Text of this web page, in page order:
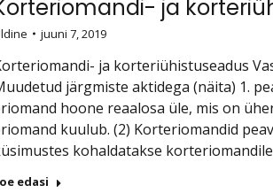
ja
juuni 7, 2019
ja korteriühistuseadus
järgmiste aktidega (näita) 1.
hoone reaalosa üle, mis on
kuulub. (2) Korteriomandid
kohaldatakse
edasi